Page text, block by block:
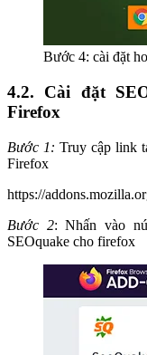
Bước 4: cài đặt
4.2. Cài đặt
Firefox
Bước 1: Truy cập link
Firefox
https://
Bước 2: Nhấn vào
SEOquake cho firefox